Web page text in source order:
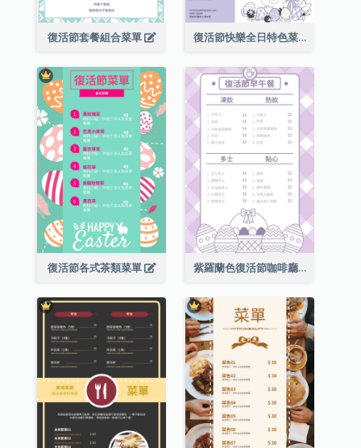
復活節套餐組合菜單 復活節快樂全日特色菜單
復活節各式茶類菜單 紫羅蘭色復活節咖啡廳菜單